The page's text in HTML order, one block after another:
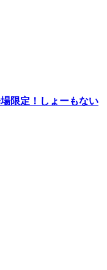
場限定！しょーもない